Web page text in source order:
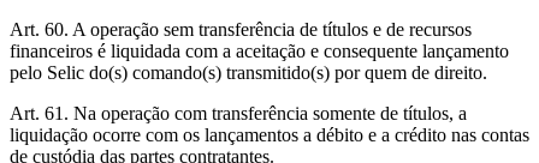
Art. 60. A operação sem transferência de títulos e de recursos
financeiros é liquidada com a aceitação e consequente lançamento
pelo Selic do(s) comando(s) transmitido(s) por quem de direito.
Art. 61. Na operação com transferência somente de títulos, a
liquidação ocorre com os lançamentos a débito e a crédito nas contas
de custódia das partes contratantes.